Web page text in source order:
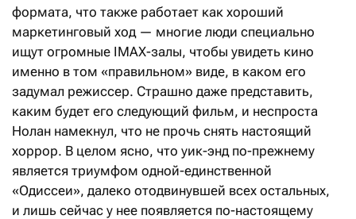
формата, что также работает как хороший
маркетинговый ход — многие люди специально
ищут огромные IMAX-залы, чтобы увидеть кино
именно в том «правильном» виде, в каком его
задумал режиссер. Страшно даже представить,
каким будет его следующий фильм, и неспроста
Нолан намекнул, что не прочь снять настоящий
хоррор. В целом ясно, что уик-энд по-прежнему
является триумфом одной-единственной
«Одиссеи», далеко отодвинувшей всех остальных,
и лишь сейчас у нее появляется по-настоящему